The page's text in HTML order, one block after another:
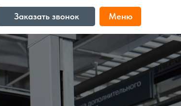
Заказать звонок Меню